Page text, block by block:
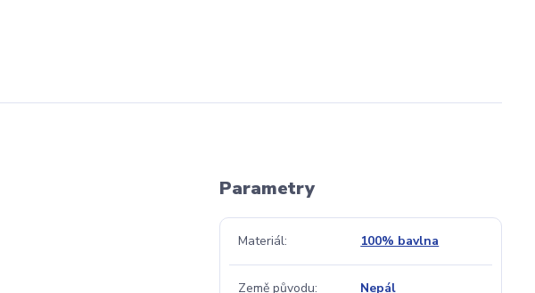
Parametry
Materiál 100% bavlna
Země původu Nepál